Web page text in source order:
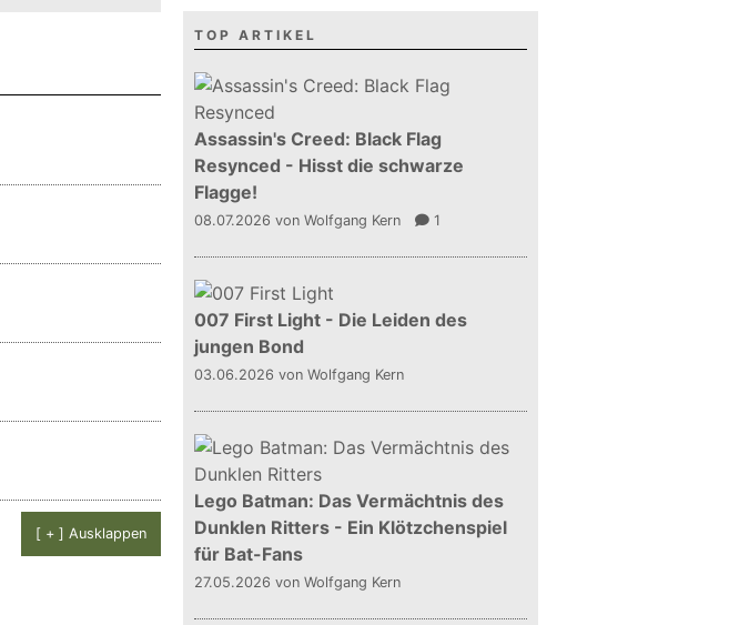
[ + ] Ausklappen
TOP ARTIKEL
Assassin's Creed: Black Flag
Resynced - Hisst die schwarze
Flagge!
08.07.2026 von Wolfgang Kern 1
007 First Light - Die Leiden des
jungen Bond
03.06.2026 von Wolfgang Kern
Lego Batman: Das Vermächtnis des
Dunklen Ritters - Ein Klötzchenspiel
für Bat-Fans
27.05.2026 von Wolfgang Kern